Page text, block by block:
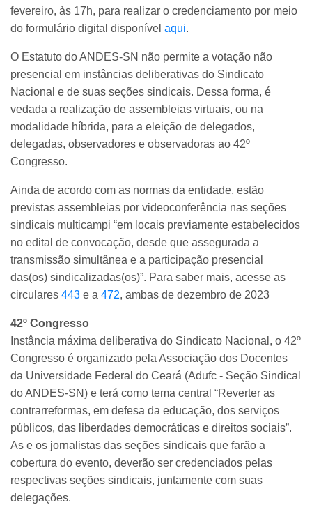
fevereiro, às 17h, para realizar o credenciamento por meio
do formulário digital disponível aqui.
O Estatuto do ANDES-SN não permite a votação não
presencial em instâncias deliberativas do Sindicato
Nacional e de suas seções sindicais. Dessa forma, é
vedada a realização de assembleias virtuais, ou na
modalidade híbrida, para a eleição de delegados,
delegadas, observadores e observadoras ao 42º
Congresso.
Ainda de acordo com as normas da entidade, estão
previstas assembleias por videoconferência nas seções
sindicais multicampi “em locais previamente estabelecidos
no edital de convocação, desde que assegurada a
transmissão simultânea e a participação presencial
das(os) sindicalizadas(os)”. Para saber mais, acesse as
circulares 443 e a 472, ambas de dezembro de 2023
42º Congresso
Instância máxima deliberativa do Sindicato Nacional, o 42º
Congresso é organizado pela Associação dos Docentes
da Universidade Federal do Ceará (Adufc - Seção Sindical
do ANDES-SN) e terá como tema central “Reverter as
contrarreformas, em defesa da educação, dos serviços
públicos, das liberdades democráticas e direitos sociais”.
As e os jornalistas das seções sindicais que farão a
cobertura do evento, deverão ser credenciados pelas
respectivas seções sindicais, juntamente com suas
delegações.